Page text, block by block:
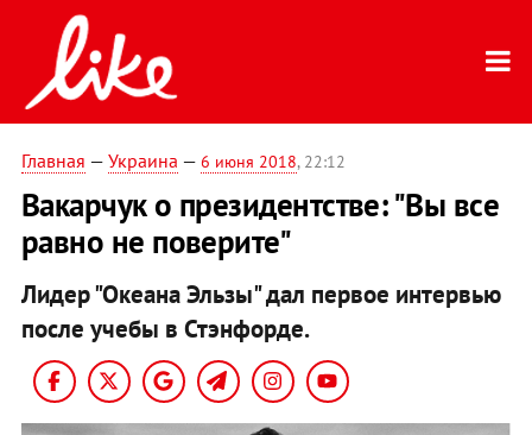
Главная — Украина — 6 июня 2018, 22:12
Вакарчук о президентстве: "Вы все
равно не поверите"
Лидер "Океана Эльзы" дал первое интервью
после учебы в Стэнфорде.